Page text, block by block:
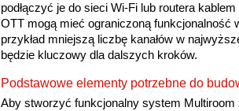
podłączyć je do sieci Wi-Fi lub routera
OTT mogą mieć ograniczoną funkcjonalność
przykład mniejszą liczbę kanałów w
będzie kluczowy dla dalszych kroków.
Podstawowe elementy potrzebne do
Aby stworzyć funkcjonalny system